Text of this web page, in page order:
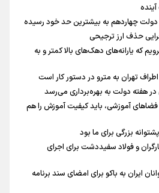
چهاردهم به بیشترین حد خود رسیده
حذف ارز ترجیحی
که یارانه‌های دهک‌های بالا کمتر و به
تهران به مترو در دستور کار است
در هفته دولت به بهره‌برداری می‌رسد
آموزشی، باید کیفیت آموزش را هم
بزرگی برای ما بود
و فولاد سفیددشت برای اجرای
ایران به باکو برای امضای سند برنامه